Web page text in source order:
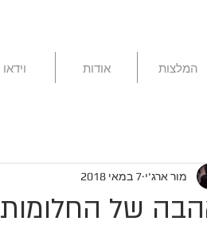
המלצות אודות וידאו
של החלומות
מור ארג'י 7 במאי 2018